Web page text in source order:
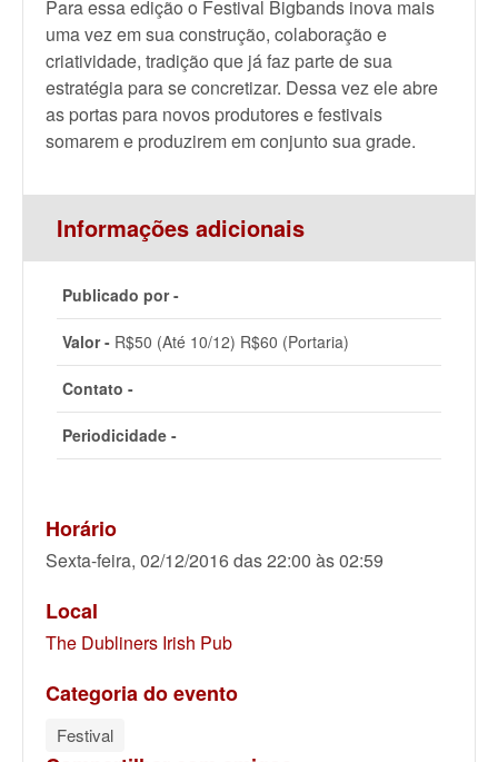
Para essa edição o Festival Bigbands inova mais
uma vez em sua construção, colaboração e
criatividade, tradição que já faz parte de sua
estratégia para se concretizar. Dessa vez ele abre
as portas para novos produtores e festivais
somarem e produzirem em conjunto sua grade.
Informações adicionais
Publicado por -
Valor - R$50 (Até 10/12) R$60 (Portaria)
Contato -
Periodicidade -
Horário
Sexta-feira, 02/12/2016 das 22:00 às 02:59
Local
The Dubliners Irish Pub
Categoria do evento
Festival